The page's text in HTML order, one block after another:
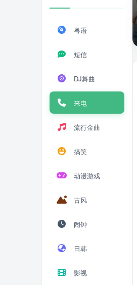
粤语
短信
DJ舞曲
来电
流行金曲
搞笑
动漫游戏
古风
闹钟
日韩
影视